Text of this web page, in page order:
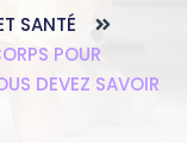
SANTÉ
POUR
DEVEZ SAVOIR